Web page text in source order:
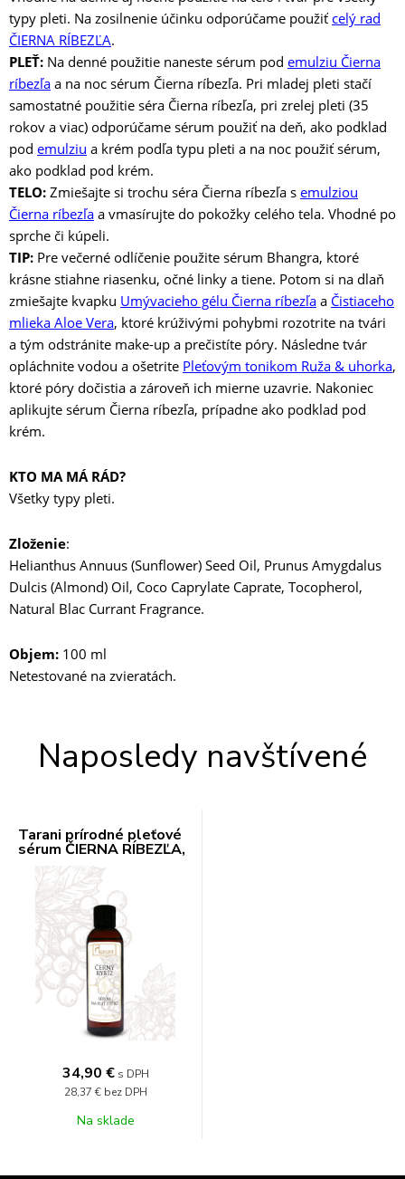
typy pleti. Na zosilnenie účinku odporúčame použiť celý rad
ČIERNA RÍBEZĽA.
PLEŤ: Na denné použitie naneste sérum pod emulziu Čierna
ríbezľa a na noc sérum Čierna ríbezľa. Pri mladej pleti stačí
samostatné použitie séra Čierna ríbezľa, pri zrelej pleti (35
rokov a viac) odporúčame sérum použiť na deň, ako podklad
pod emulziu a krém podľa typu pleti a na noc použiť sérum,
ako podklad pod krém.
TELO: Zmiešajte si trochu séra Čierna ríbezľa s emulziou
Čierna ríbezľa a vmasírujte do pokožky celého tela. Vhodné po
sprche či kúpeli.
TIP: Pre večerné odlíčenie použite sérum Bhangra, ktoré
krásne stiahne riasenku, očné linky a tiene. Potom si na dlaň
zmiešajte kvapku Umývacieho gélu Čierna ríbezľa a Čistiaceho
mlieka Aloe Vera, ktoré krúživými pohybmi rozotrite na tvári
a tým odstránite make-up a prečistíte póry. Následne tvár
opláchnite vodou a ošetrite Pleťovým tonikom Ruža & uhorka,
ktoré póry dočistia a zároveň ich mierne uzavrie. Nakoniec
aplikujte sérum Čierna ríbezľa, prípadne ako podklad pod
krém.
KTO MA MÁ RÁD?
Všetky typy pleti.
Zloženie:
Helianthus Annuus (Sunflower) Seed Oil, Prunus Amygdalus
Dulcis (Almond) Oil, Coco Caprylate Caprate, Tocopherol,
Natural Blac Currant Fragrance.
Objem: 100 ml
Netestované na zvieratách.
Naposledy navštívené
Tarani prírodné pleťové
sérum ČIERNA RÍBEZĽA,
100 ml
34,90 € s DPH
28,37 € bez DPH
Na sklade